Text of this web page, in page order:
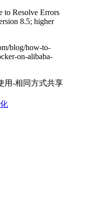
to Resolve Errors
8.5; higher
blog/how-to-
on-alibaba-
用-相同方式共享